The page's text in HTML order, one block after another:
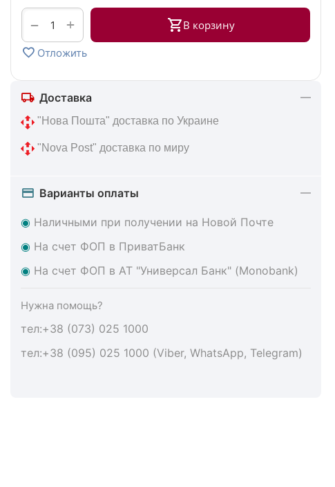
+
− В корзину
Отложить
Доставка
"Нова Пошта" доставка по Украине
"Nova Post" доставка по миру
Варианты оплаты
◉ Наличными при получении на Новой Почте
◉ На счет ФОП в ПриватБанк
◉ На счет ФОП в АТ "Универсал Банк" (Monobank)
Нужна помощь?
тел:+38 (073) 025 1000
тел:+38 (095) 025 1000 (Viber, WhatsApp, Telegram)